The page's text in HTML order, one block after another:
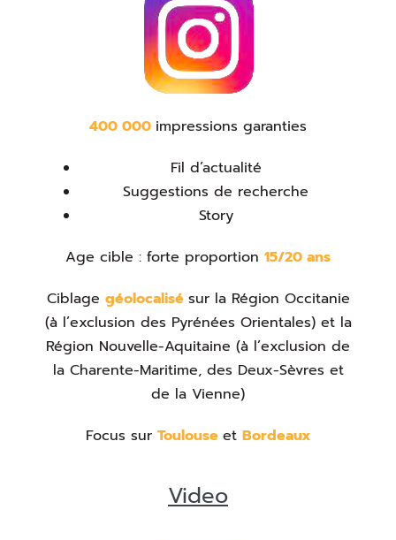
400 000 impressions garanties
Fil d’actualité
Suggestions de recherche
Story
Age cible : forte proportion 15/20 ans
Ciblage géolocalisé sur la Région Occitanie
(à l’exclusion des Pyrénées Orientales) et la
Région Nouvelle-Aquitaine (à l’exclusion de
la Charente-Maritime, des Deux-Sèvres et
de la Vienne)
Focus sur Toulouse et Bordeaux
Video